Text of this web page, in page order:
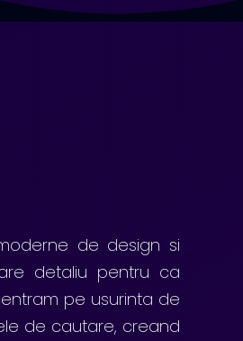
de design si
detaliu pentru ca
pe usurinta de
de cautare, creand